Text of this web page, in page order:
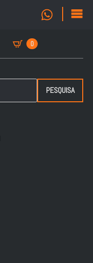
0
PESQUISA